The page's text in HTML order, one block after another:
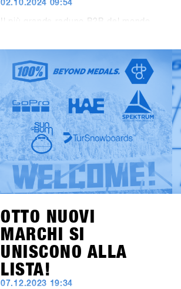
02.10.2024 09:54
Il più grande raduno B2B del mondo
1STTRY inaugura la nuova stagione
con un sito web rinnovato! Ora puoi
trovare tutte le informazioni importanti
su viaggio, programma e location su
shops-1st-try.com.Le iscrizioni aprono
il 6 novembre tramite SHOPS 1
ST
BASE.Registra il tuo negozio in
anticipo e assicurati l’offerta esclusiva
early bird fino al 6 dicembre. Vieni a
Hochfügen dal 19 al 21 gennaio e
prova i prodotti più recenti di oltre 80
brand!
OTTO NUOVI
MARCHI SI
UNISCONO ALLA
LISTA!
07.12.2023 19:34